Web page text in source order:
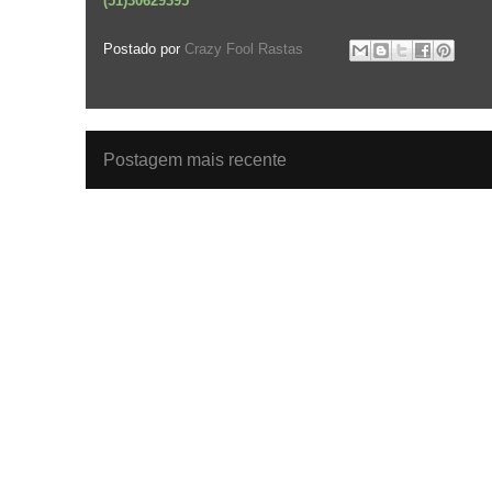
Postado por Crazy Fool Rastas
Postagem mais recente